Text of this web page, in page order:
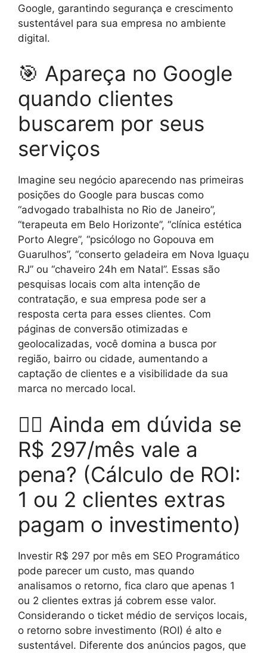
Google, garantindo segurança e crescimento
sustentável para sua empresa no ambiente
digital.
🎯 Apareça no Google
quando clientes
buscarem por seus
serviços
Imagine seu negócio aparecendo nas primeiras
posições do Google para buscas como
“advogado trabalhista no Rio de Janeiro”,
“terapeuta em Belo Horizonte”, “clínica estética
Porto Alegre”, “psicólogo no Gopouva em
Guarulhos”, “conserto geladeira em Nova Iguaçu
RJ” ou “chaveiro 24h em Natal”. Essas são
pesquisas locais com alta intenção de
contratação, e sua empresa pode ser a
resposta certa para esses clientes. Com
páginas de conversão otimizadas e
geolocalizadas, você domina a busca por
região, bairro ou cidade, aumentando a
captação de clientes e a visibilidade da sua
marca no mercado local.
🤷‍♂️ Ainda em dúvida se
R$ 297/mês vale a
pena? (Cálculo de ROI:
1 ou 2 clientes extras
pagam o investimento)
Investir R$ 297 por mês em SEO Programático
pode parecer um custo, mas quando
analisamos o retorno, fica claro que apenas 1
ou 2 clientes extras já cobrem esse valor.
Considerando o ticket médio de serviços locais,
o retorno sobre investimento (ROI) é alto e
sustentável. Diferente dos anúncios pagos, que